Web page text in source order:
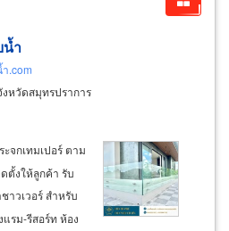
น้ำ
.com
งหวัดสมุทรปราการ
จกเทมเปอร์ ตาม
ตั้งให้ลูกค้า รับ
าวเวอร์ สำหรับ
รม-รีสอร์ท ห้อง